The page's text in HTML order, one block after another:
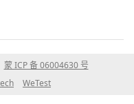
蒙 ICP 备 06004630 号
WeTest